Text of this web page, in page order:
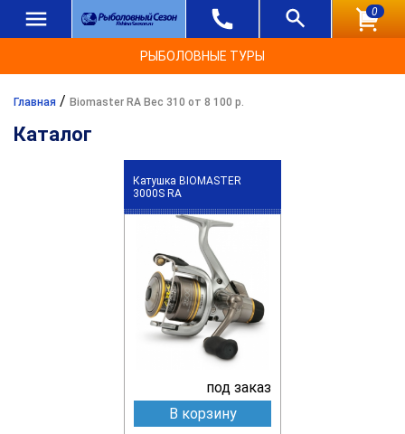
0
РЫБОЛОВНЫЕ ТУРЫ
Главная / Biomaster RA Вес 310 от 8 100 р.
Каталог
Катушка BIOMASTER
3000S RA
под заказ
В корзину